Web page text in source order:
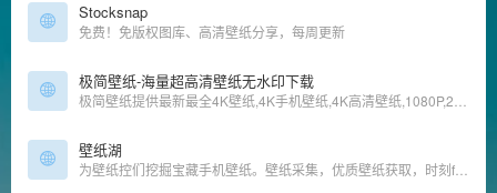
Stocksnap
免费！免版权图库、高清壁纸分享，每周更新
极简壁纸-海量超高清壁纸无水印下载
壁纸湖